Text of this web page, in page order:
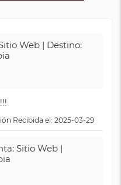
Web | Destino:
Recibida el: 2025-03-29
Sitio Web |